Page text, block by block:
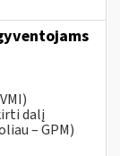
dalį
– GPM)